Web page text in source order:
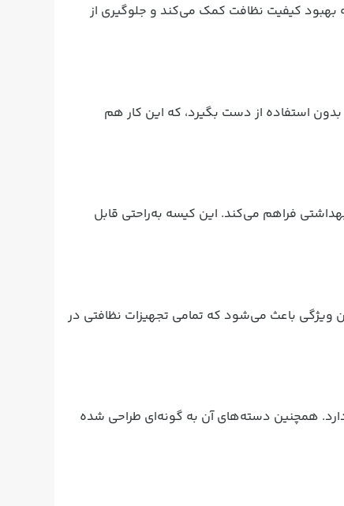
بهبود کیفیت نظافت کمک می‌کند و جلوگیری از
استفاده از دست بگیرد، که این کار هم
فراهم می‌کند. این کیسه به‌راحتی قابل
ویژگی باعث می‌شود که تمامی تجهیزات نظافتی در
همچنین دسته‌های آن به گونه‌ای طراحی شده